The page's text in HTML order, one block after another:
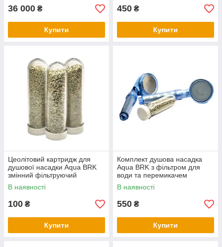
36 000 ₴
Купити
450 ₴
Купити
Цеолітовий картридж для
душової насадки Aqua BRK
змінний фільтруючий
наповнювач
В наявності
100 ₴
Купити
Комплект душова насадка
Aqua BRK з фільтром для
води та перемикачем
режимів + запасний
цеолітовий картридж
В наявності
550 ₴
Купити